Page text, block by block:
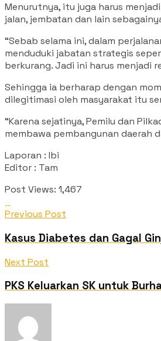
Menurutnya, itu juga harus
jalan, jembatan dan lain
“Sebab selama ini, dalam
menduduki jabatan strategis
berkurang. Jadi ini harus menjadi
Sehingga ia berharap dengan
dilegitimasi oleh masyarakat itu
“Karena sejatinya, Pemilu dan
membawa pembangunan daerah
Laporan : Ibi
Editor : Tam
Post Views: 1,467
Previous Post
Kasus Diabetes dan Gagal
Next Post
PKS Keluarkan SK untuk